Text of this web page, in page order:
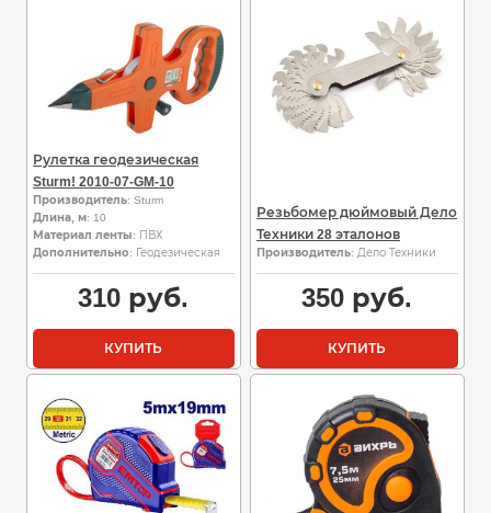
Рулетка геодезическая
Sturm! 2010-07-GM-10
Производитель: Sturm
Длина, м: 10
Материал ленты: ПВХ
Дополнительно: Геодезическая
310 руб.
КУПИТЬ
Резьбомер дюймовый Дело
Техники 28 эталонов
Производитель: Дело Техники
350 руб.
КУПИТЬ